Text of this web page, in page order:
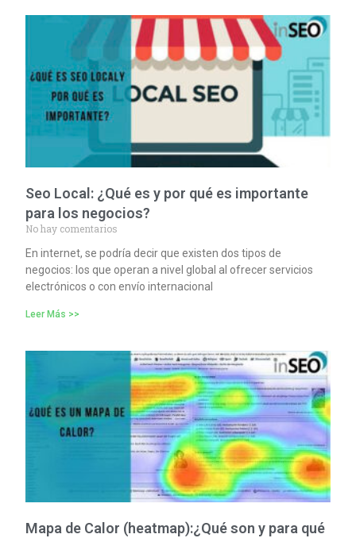
Seo Local: ¿Qué es y por qué es importante
para los negocios?
No hay comentarios
En internet, se podría decir que existen dos tipos de
negocios: los que operan a nivel global al ofrecer servicios
electrónicos o con envío internacional
Leer Más >>
Mapa de Calor (heatmap):¿Qué son y para qué